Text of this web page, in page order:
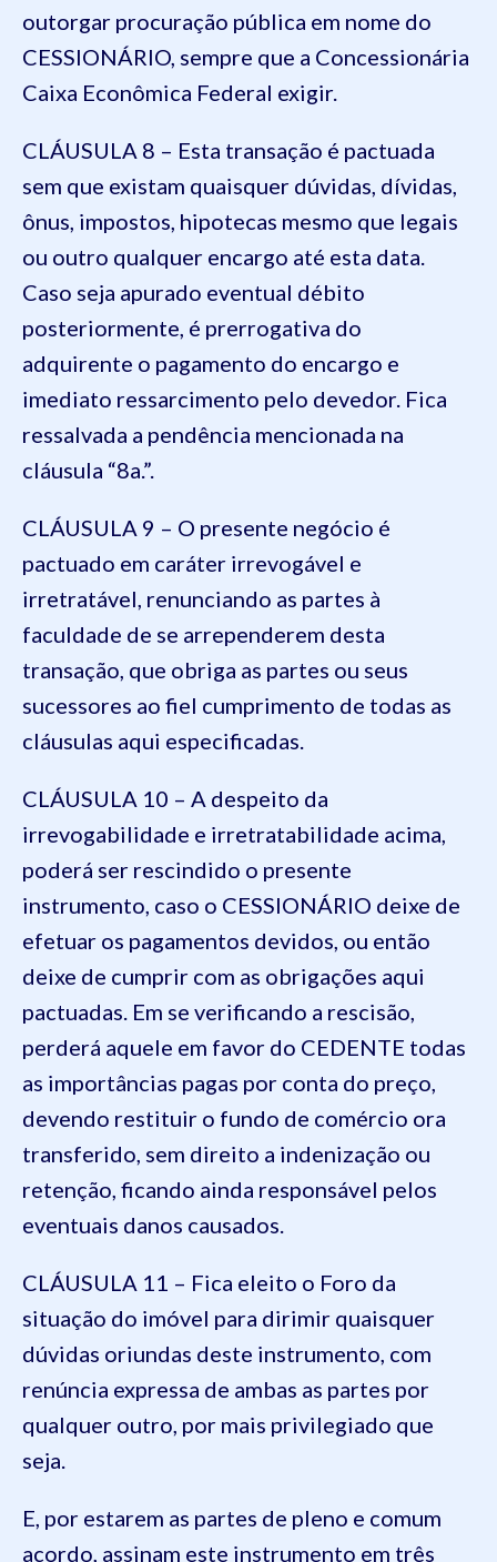
outorgar procuração pública em nome do
CESSIONÁRIO, sempre que a Concessionária
Caixa Econômica Federal exigir.
CLÁUSULA 8 – Esta transação é pactuada
sem que existam quaisquer dúvidas, dívidas,
ônus, impostos, hipotecas mesmo que legais
ou outro qualquer encargo até esta data.
Caso seja apurado eventual débito
posteriormente, é prerrogativa do
adquirente o pagamento do encargo e
imediato ressarcimento pelo devedor. Fica
ressalvada a pendência mencionada na
cláusula “8a.”.
CLÁUSULA 9 – O presente negócio é
pactuado em caráter irrevogável e
irretratável, renunciando as partes à
faculdade de se arrependerem desta
transação, que obriga as partes ou seus
sucessores ao fiel cumprimento de todas as
cláusulas aqui especificadas.
CLÁUSULA 10 – A despeito da
irrevogabilidade e irretratabilidade acima,
poderá ser rescindido o presente
instrumento, caso o CESSIONÁRIO deixe de
efetuar os pagamentos devidos, ou então
deixe de cumprir com as obrigações aqui
pactuadas. Em se verificando a rescisão,
perderá aquele em favor do CEDENTE todas
as importâncias pagas por conta do preço,
devendo restituir o fundo de comércio ora
transferido, sem direito a indenização ou
retenção, ficando ainda responsável pelos
eventuais danos causados.
CLÁUSULA 11 – Fica eleito o Foro da
situação do imóvel para dirimir quaisquer
dúvidas oriundas deste instrumento, com
renúncia expressa de ambas as partes por
qualquer outro, por mais privilegiado que
seja.
E, por estarem as partes de pleno e comum
acordo, assinam este instrumento em três